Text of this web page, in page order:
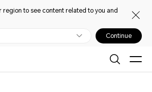
region to see content related to you and
Continue